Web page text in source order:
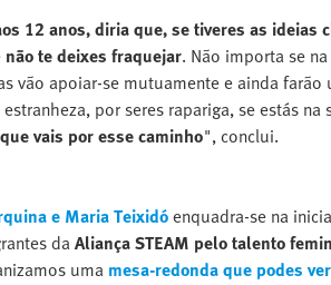
12 anos, diria que, se tiveres as ideias
não te deixes fraquejar. Não importa se
vão apoiar-se mutuamente e ainda
por seres rapariga, se estás
vais por esse caminho", conclui.
e Maria Teixidóenquadra-se na
daAliança STEAM pelo talento
uma mesa-redonda que podes